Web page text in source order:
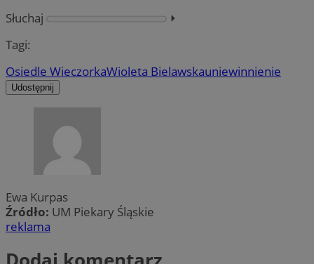
Słuchaj
⏵︎
Tagi:
Osiedle WieczorkaWioleta Bielawskauniewinnienie
Udostępnij
Ewa Kurpas
Źródło: UM Piekary Śląskie
reklama